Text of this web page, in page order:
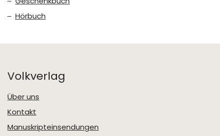
Hörbuch
Volkverlag
Über uns
Kontakt
Manuskripteinsendungen